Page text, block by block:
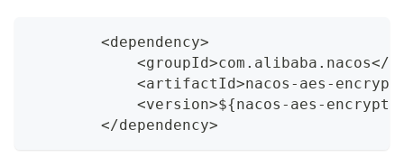
        <dependency>
<groupId>com.alibaba.nacos</
<artifactId>nacos-aes-
<version>${nacos-aes-
        </dependency>